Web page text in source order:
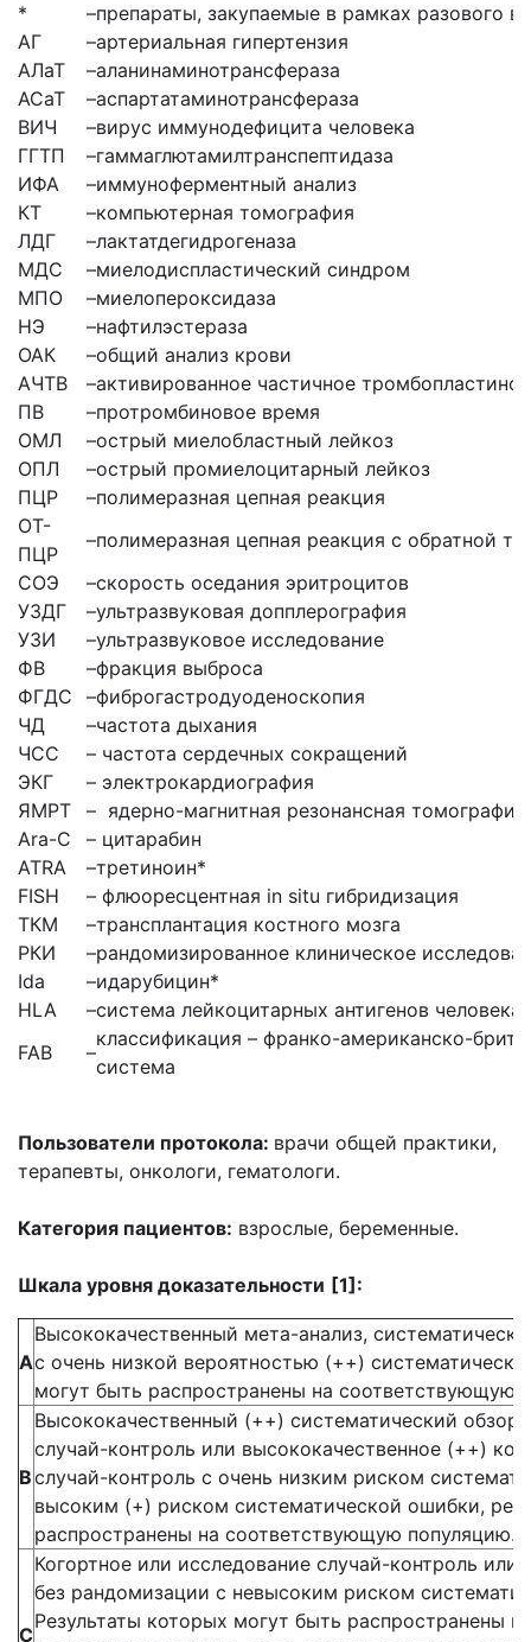
*
–препараты, закупаемые в рамках разового
АГ
–артериальная гипертензия
АЛаТ
–аланинаминотрансфераза
АСаТ
–аспартатаминотрансфераза
ВИЧ
–вирус иммунодефицита человека
ГГТП
–гаммаглютамилтранспептидаза
ИФА
–иммуноферментный анализ
КТ
–компьютерная томография
ЛДГ
–лактатдегидрогеназа
МДС
–миелодиспластический синдром
МПО
–миелопероксидаза
НЭ
–нафтилэстераза
ОАК
–общий анализ крови
АЧТВ
–активированное частичное
ПВ
–протромбиновое время
ОМЛ
–острый миелобластный лейкоз
ОПЛ
–острый промиелоцитарный лейкоз
ПЦР
–полимеразная цепная реакция
ОТ-
ПЦР
–полимеразная цепная реакция с обратной
СОЭ
–скорость оседания эритроцитов
УЗДГ
–ультразвуковая допплерография
УЗИ
–ультразвуковое исследование
ФВ
–фракция выброса
ФГДС
–фиброгастродуоденоскопия
ЧД
–частота дыхания
ЧСС
– частота сердечных сокращений
ЭКГ
– электрокардиография
ЯМРТ
– ядерно-магнитная резонансная томография
Ara-C
– цитарабин
ATRA
–третиноин*
FISH
– флюоресцентная in situ гибридизация
ТКМ
–трансплантация костного мозга
РКИ
–рандомизированное клиническое
Ida
–идарубицин*
HLA
–система лейкоцитарных антигенов человека
FAB
–
классификация – франко-американско-
система
Пользователи протокола: врачи общей практики,
терапевты, онкологи, гематологи.
Категория пациентов: взрослые, беременные.
Шкала уровня доказательности [1]:
А
Высококачественный мета-анализ,
с очень низкой вероятностью (++)
могут быть распространены на соответствующую
В
Высококачественный (++) систематический обзор
случай-контроль или высококачественное (++)
случай-контроль с очень низким риском
высоким (+) риском систематической ошибки,
распространены на соответствующую популяцию.
С
Когортное или исследование случай-контроль
без рандомизации с невысоким риском
Результаты которых могут быть распространены